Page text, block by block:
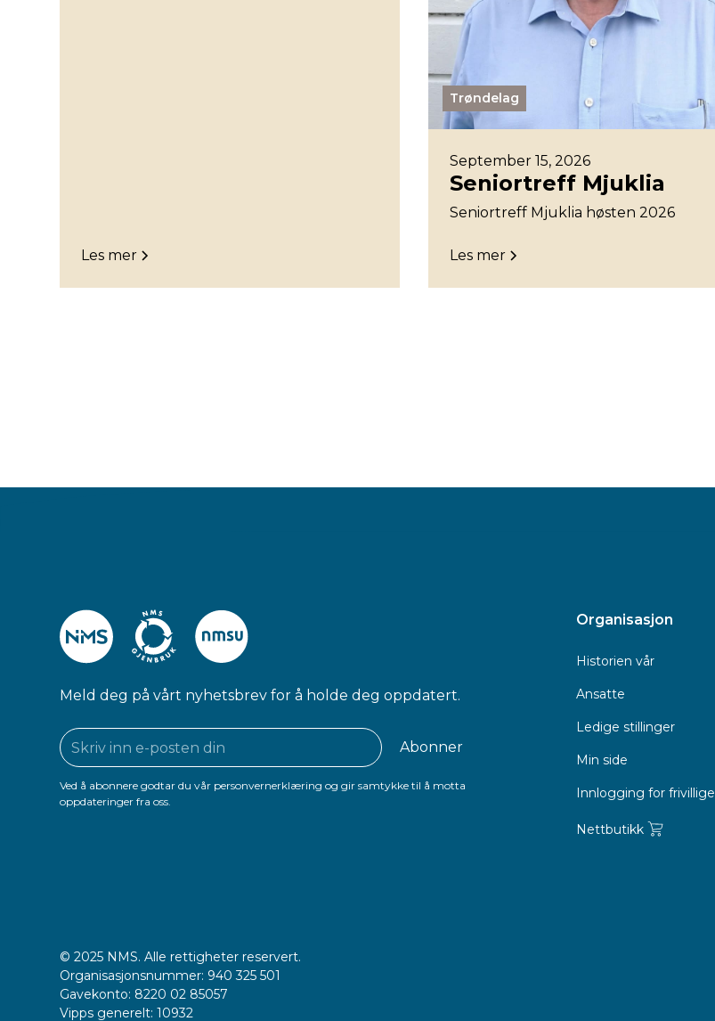
Les mer
Trøndelag
September 15, 2026
Seniortreff Mjuklia
Seniortreff Mjuklia høsten 2026
Les mer
Meld deg på vårt nyhetsbrev for å holde deg oppdatert.
Ved å abonnere godtar du vår personvernerklæring og gir samtykke til å motta
oppdateringer fra oss.
Organisasjon
Historien vår
Ansatte
Ledige stillinger
Min side
Innlogging for frivillige
Nettbutikk
© 2025 NMS. Alle rettigheter reservert.
Organisasjonsnummer: 940 325 501
Gavekonto: 8220 02 85057
Vipps generelt: 10932